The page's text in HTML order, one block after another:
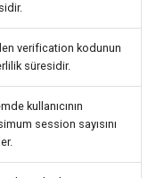
verification kodunun
süresidir.
kullanıcının
session sayısını